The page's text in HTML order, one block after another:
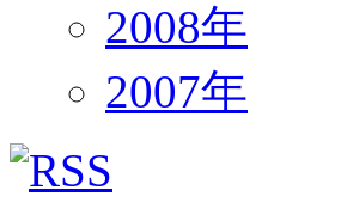
2008年
2007年